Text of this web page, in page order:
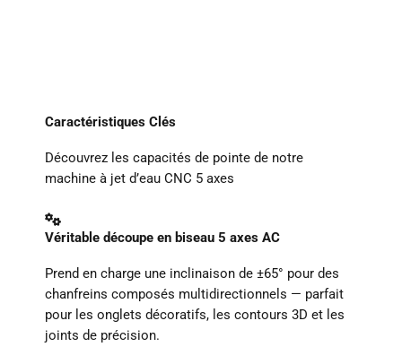
Caractéristiques Clés
Découvrez les capacités de pointe de notre
machine à jet d’eau CNC 5 axes
Véritable découpe en biseau 5 axes AC
Prend en charge une inclinaison de ±65° pour des
chanfreins composés multidirectionnels — parfait
pour les onglets décoratifs, les contours 3D et les
joints de précision.